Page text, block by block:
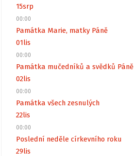
15srp
00:00
Památka Marie, matky Páně
01lis
00:00
Památka mučedníků a svědků Páně
02lis
00:00
Památka všech zesnulých
22lis
00:00
Poslední neděle církevního roku
29lis